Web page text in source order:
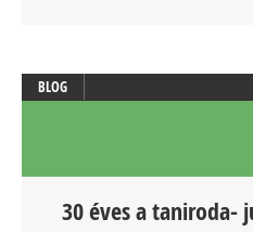
BLOG
30 éves a taniroda-